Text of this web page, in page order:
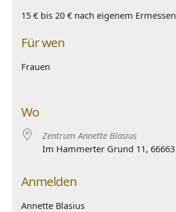
15 € bis 20 € nach eigenem Ermessen
Für wen
Frauen
Wo
Zentrum Annette Blasius
Im Hammerter Grund 11,
Anmelden
Annette Blasius